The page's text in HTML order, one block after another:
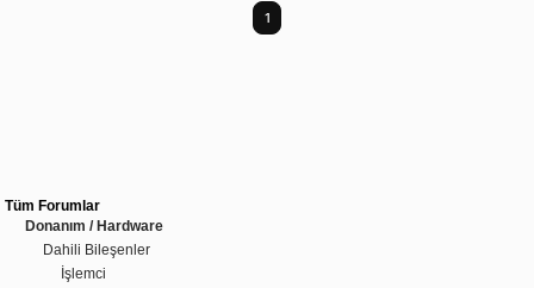
1
Tüm Forumlar
Donanım / Hardware
Dahili Bileşenler
İşlemci